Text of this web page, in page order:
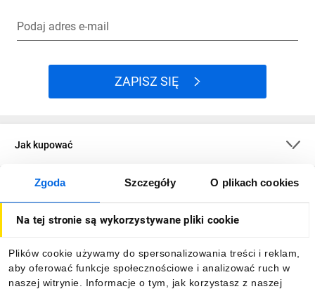
Zgoda Szczegóły O plikach cookies
Na tej stronie są wykorzystywane pliki cookie
Plików cookie używamy do spersonalizowania treści i reklam,
aby oferować funkcje społecznościowe i analizować ruch w
naszej witrynie. Informacje o tym, jak korzystasz z naszej
Podaj adres e-mail
ZAPISZ SIĘ
Jak kupować
O firmie
Informacje